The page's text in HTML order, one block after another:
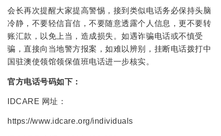
会长再次提醒大家提高警惕，接到类似电话务必保持头脑
冷静，不要轻信盲信，不要随意透露个人信息，更不要转
账汇款，以免上当，造成损失。如遇诈骗电话或不慎受
骗，直接向当地警方报案，如难以辨别，挂断电话拨打中
国驻澳使领馆领保值班电话进一步核实。
官方电话号码如下：
IDCARE 网址：
https://www.idcare.org/individuals